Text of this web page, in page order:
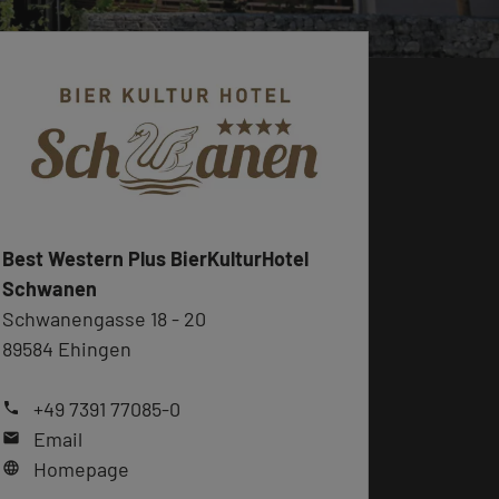
Best Western Plus BierKulturHotel
Schwanen
Schwanengasse 18 - 20
89584 Ehingen
phone +49 7391 77085-0
mail Email
language Homepage